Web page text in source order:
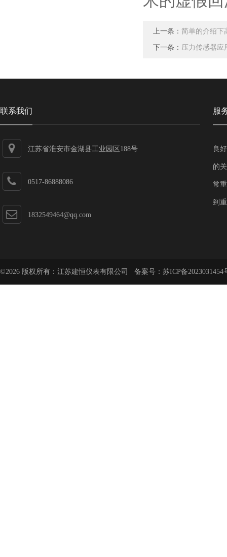
上一条： 简单的介绍下
下一条： 压力传感器应
联系我们
江苏省淮安市金湖县工业园区188号
0517-86888086
1832549464@qq.com
服
良
的
常
到
©2026 版权所有：江苏建恒仪表有限公司 备案号： 苏ICP备2023031454